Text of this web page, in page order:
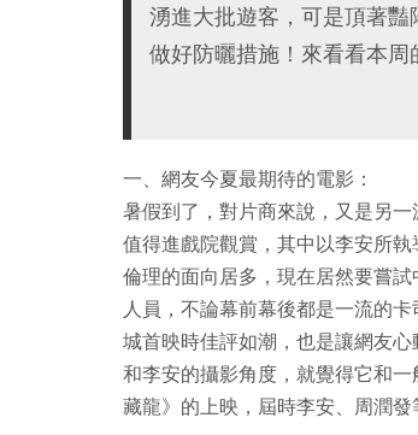
湧進大批遊客，可是頂著
做好防曬措施！來看看本周
一、網友今夏最期待的電影：
暑假到了，對片商來說，又是另
值得進戲院觀賞，其中以李安所
倫理的面向居多，現在居然要嘗
人員，不論幕前幕後都是一流的
城首映時佳評如潮，也是讓網友
和李安的攝影角度，就覺得它和
藏龍》的上映，屆時李安、周潤發